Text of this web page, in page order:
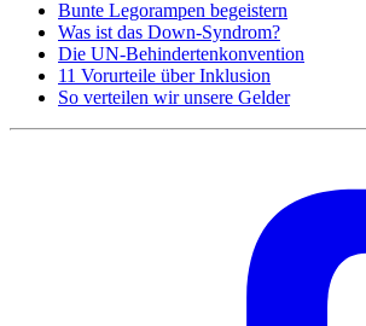
Bunte Legorampen begeistern
Was ist das Down-Syndrom?
Die UN-Behindertenkonvention
11 Vorurteile über Inklusion
So verteilen wir unsere Gelder